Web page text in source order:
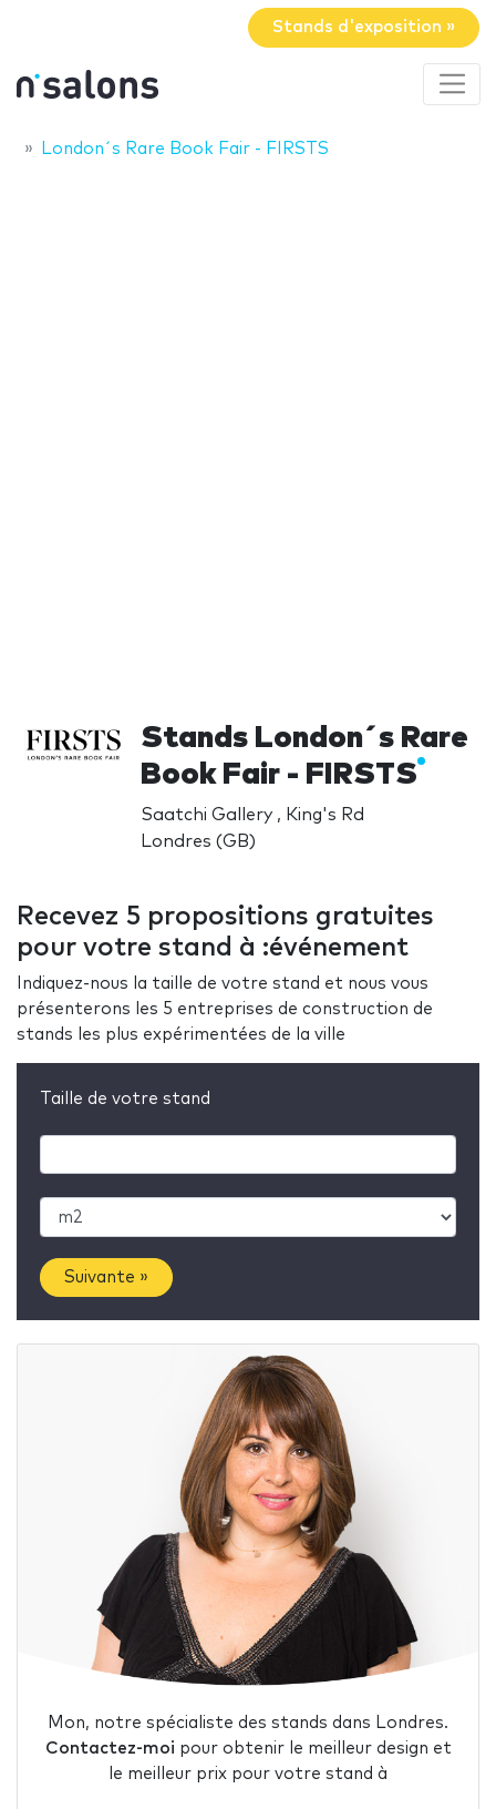
Stands d'exposition »
London´s Rare Book Fair - FIRSTS
Stands London´s Rare
Book Fair - FIRSTS
Saatchi Gallery , King's Rd
Londres (GB)
Recevez 5 propositions gratuites
pour votre stand à :événement
Indiquez-nous la taille de votre stand et nous vous
présenterons les 5 entreprises de construction de
stands les plus expérimentées de la ville
Taille de votre stand
Suivante »
Mon, notre spécialiste des stands dans Londres.
Contactez-moi pour obtenir le meilleur design et
le meilleur prix pour votre stand à